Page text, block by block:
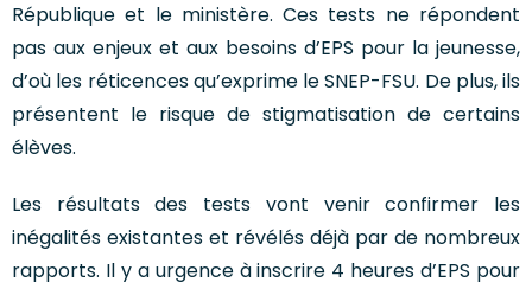
République et le ministère. Ces tests ne répondent
pas aux enjeux et aux besoins d’EPS pour la jeunesse,
d’où les réticences qu’exprime le SNEP-FSU. De plus, ils
présentent le risque de stigmatisation de certains
élèves.
Les résultats des tests vont venir confirmer les
inégalités existantes et révélés déjà par de nombreux
rapports. Il y a urgence à inscrire 4 heures d’EPS pour